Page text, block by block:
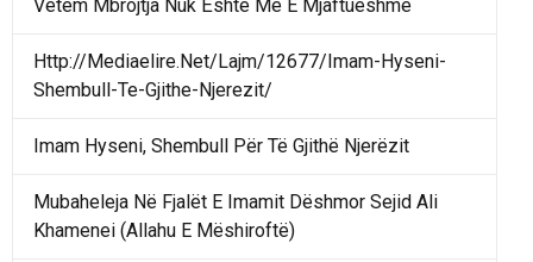
Vetëm Mbrojtja Nuk Është Më E Mjaftueshme
Http://Mediaelire.Net/Lajm/12677/Imam-Hyseni-
Shembull-Te-Gjithe-Njerezit/
Imam Hyseni, Shembull Për Të Gjithë Njerëzit
Mubaheleja Në Fjalët E Imamit Dëshmor Sejid Ali
Khamenei (Allahu E Mëshiroftë)